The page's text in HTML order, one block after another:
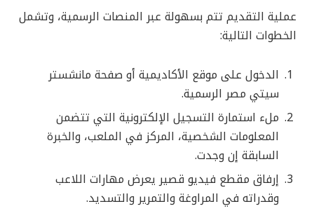
عملية التقديم تتم بسهولة عبر المنصات الرسمية، وتشمل
الخطوات التالية:
الدخول على موقع الأكاديمية أو صفحة مانشستر
سيتي مصر الرسمية.
ملء استمارة التسجيل الإلكترونية التي تتضمن
المعلومات الشخصية، المركز في الملعب، والخبرة
السابقة إن وجدت.
إرفاق مقطع فيديو قصير يعرض مهارات اللاعب
وقدراته في المراوغة والتمرير والتسديد.